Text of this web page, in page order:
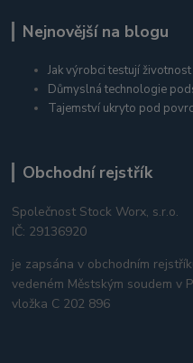
Nejnovější na blogu
Jak výrobci testují
Důmyslná technologie
Tajemství ukryto pod
Obchodní rejstřík
Společnost Stock Worx, s.r.o.
IČ: 29136920
je zapsána v obchodním
vedeném Městským soudem v
vložka C 202 896